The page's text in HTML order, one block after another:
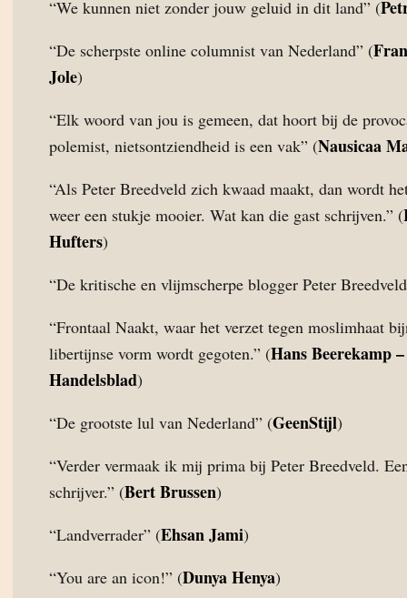
“We kunnen niet zonder jouw geluid in dit land” (
“De scherpste online columnist van Nederland” (
Jole)
“Elk woord van jou is gemeen, dat hoort bij de
polemist, nietsontziendheid is een vak” (Nausicaa
“Als Peter Breedveld zich kwaad maakt, dan wordt
weer een stukje mooier. Wat kan die gast schrijven.” (
Hufters)
“De kritische en vlijmscherpe blogger Peter
“Frontaal Naakt, waar het verzet tegen moslimhaat
libertijnse vorm wordt gegoten.” (Hans Beerekamp
Handelsblad)
“De grootste lul van Nederland” (GeenStijl)
“Verder vermaak ik mij prima bij Peter Breedveld.
schrijver.” (Bert Brussen)
“Landverrader” (Ehsan Jami)
“You are an icon!” (Dunya Henya)